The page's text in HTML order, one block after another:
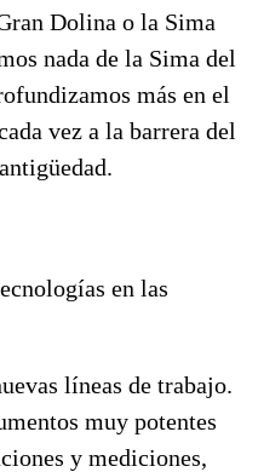
Dolina o la Sima
nada de la Sima del
más en el
vez a la barrera del
en las
líneas de trabajo.
muy potentes
y mediciones,